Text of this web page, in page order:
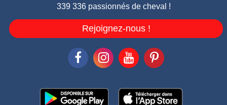
339 336 passionnés de cheval !
Rejoignez-nous !